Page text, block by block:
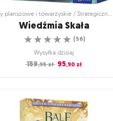
Wiedźmia Skała
☆
☆
☆
☆
☆ (56)
Wysyłka dzisiaj
159,95zł 95,90 zł
Wiedźmia Skała
zostaniesz Wybrańcem Wiedźmiej Skały?